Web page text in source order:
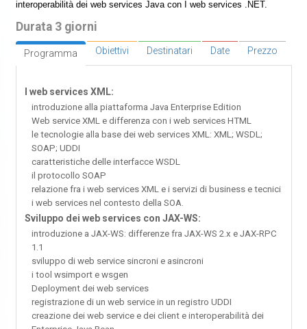
interoperabilità dei web services Java con I web services .NET.
Durata 3 giorni
Programma Obiettivi Destinatari Date Prezzo
I web services XML:
introduzione alla piattaforma Java Enterprise Edition
Web service XML e differenza con i web services HTML
le tecnologie alla base dei web services XML: XML; WSDL;
SOAP; UDDI
caratteristiche delle interfacce WSDL
il protocollo SOAP
relazione fra i web services XML e i servizi di business e tecnici
i web services nel contesto della SOA.
Sviluppo dei web services con JAX-WS:
introduzione a JAX-WS: differenze fra JAX-WS 2.x e JAX-RPC
1.1
sviluppo di web service sincroni e asincroni
i tool wsimport e wsgen
Deployment dei web services
registrazione di un web service in un registro UDDI
creazione dei web service e dei client e interoperabilità dei